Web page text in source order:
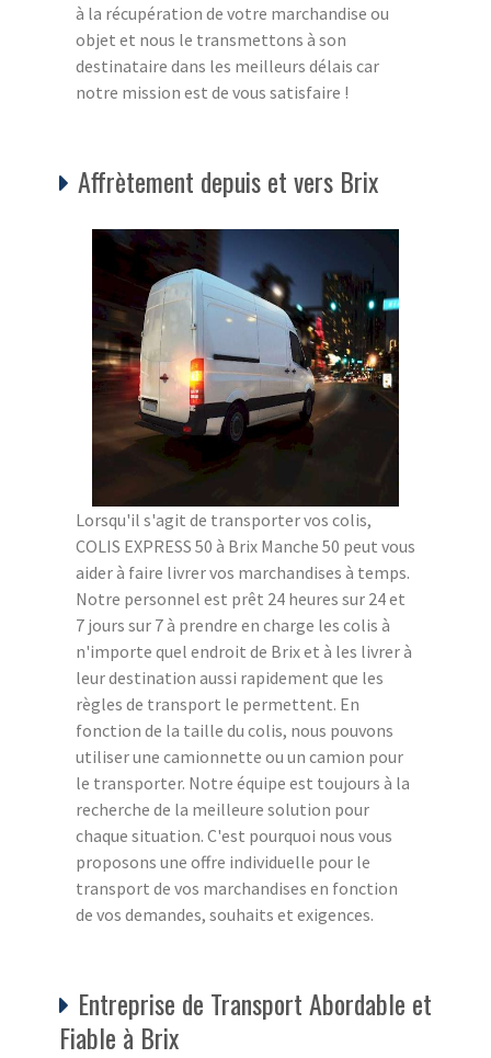
à la récupération de votre marchandise ou
objet et nous le transmettons à son
destinataire dans les meilleurs délais car
notre mission est de vous satisfaire !
Affrètement depuis et vers Brix
Lorsqu'il s'agit de transporter vos colis,
COLIS EXPRESS 50 à Brix Manche 50 peut vous
aider à faire livrer vos marchandises à temps.
Notre personnel est prêt 24 heures sur 24 et
7 jours sur 7 à prendre en charge les colis à
n'importe quel endroit de Brix et à les livrer à
leur destination aussi rapidement que les
règles de transport le permettent. En
fonction de la taille du colis, nous pouvons
utiliser une camionnette ou un camion pour
le transporter. Notre équipe est toujours à la
recherche de la meilleure solution pour
chaque situation. C'est pourquoi nous vous
proposons une offre individuelle pour le
transport de vos marchandises en fonction
de vos demandes, souhaits et exigences.
Entreprise de Transport Abordable et
Fiable à Brix